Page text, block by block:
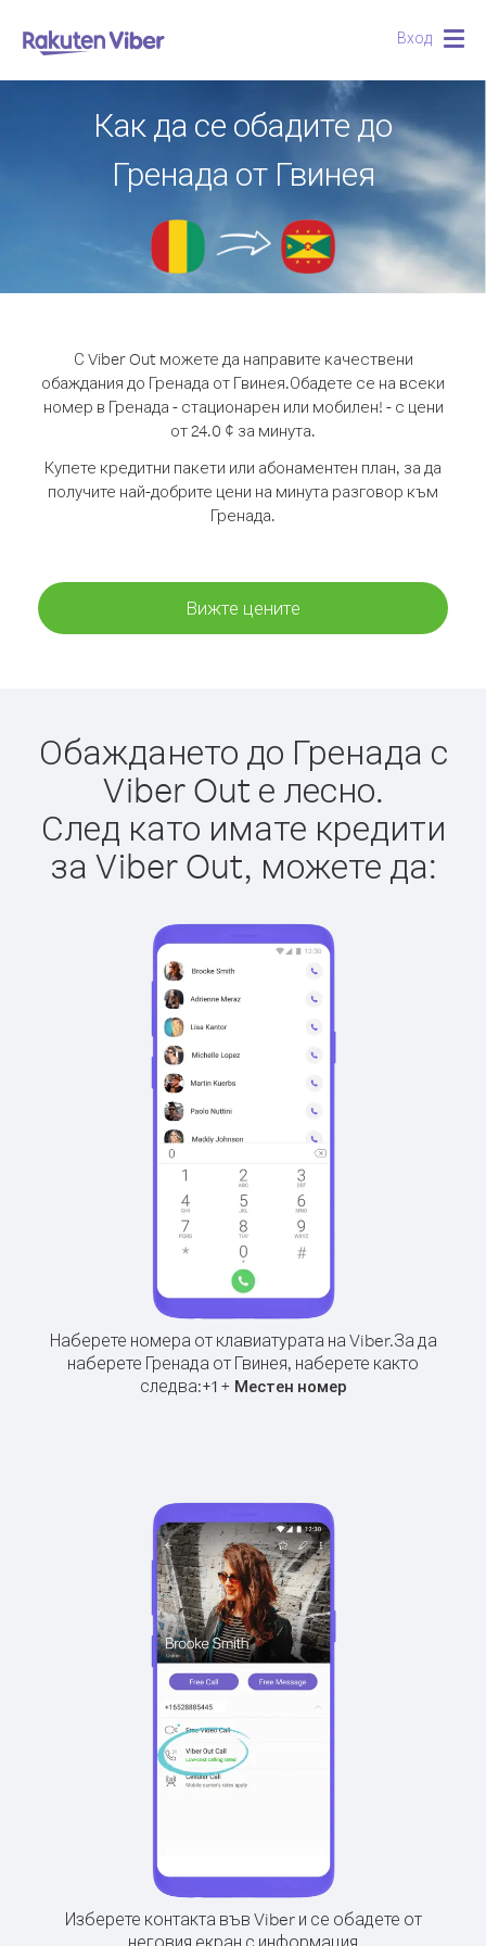
Вход
Как да се обадите до
Гренада от Гвинея
С Viber Out можете да направите качествени
обаждания до Гренада от Гвинея.Обадете се на всеки
номер в Гренада - стационарен или мобилен! - с цени
от 24.0 ¢ за минута.
Купете кредитни пакети или абонаментен план, за да
получите най-добрите цени на минута разговор към
Гренада.
Вижте цените
Обаждането до Гренада с
Viber Out е лесно.
След като имате кредити
за Viber Out, можете да:
Наберете номера от клавиатурата на Viber.За да
наберете Гренада от Гвинея, наберете както
следва:+1+ Местен номер
Изберете контакта във Viber и се обадете от
неговия екран с информация